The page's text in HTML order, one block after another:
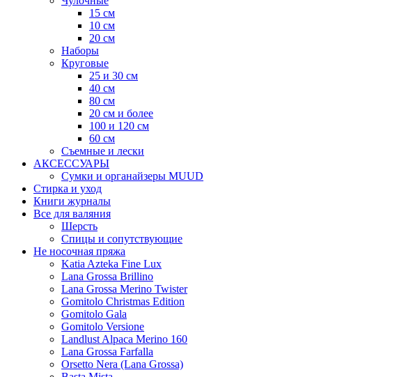
15 см
10 см
20 см
Наборы
Круговые
25 и 30 см
40 см
80 см
20 см и более
100 и 120 см
60 см
Съемные и лески
АКСЕССУАРЫ
Сумки и органайзеры MUUD
Стирка и уход
Книги журналы
Все для валяния
Шерсть
Спицы и сопутствующие
Не носочная пряжа
Katia Azteka Fine Lux
Lana Grossa Brillino
Lana Grossa Merino Twister
Gomitolo Christmas Edition
Gomitolo Gala
Gomitolo Versione
Landlust Alpaca Merino 160
Lana Grossa Farfalla
Orsetto Nera (Lana Grossa)